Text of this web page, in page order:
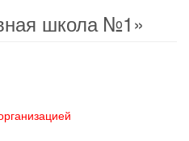
школа №1»